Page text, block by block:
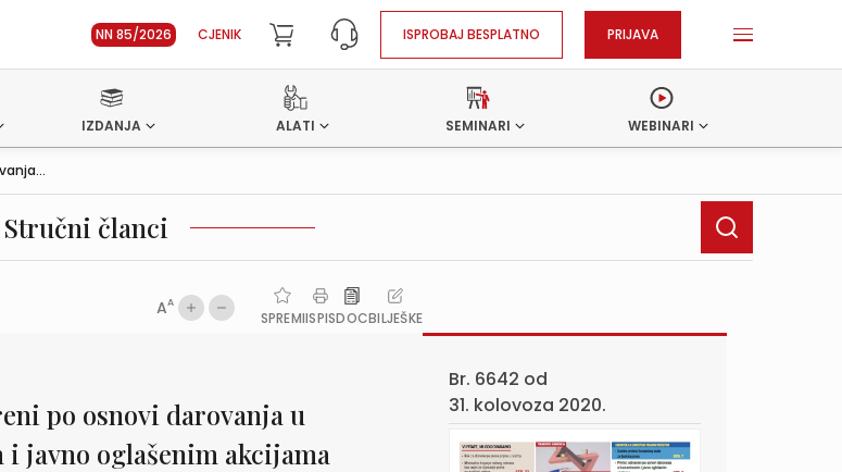
NN 85/2026 CJENIK ISPROBAJ BESPLATNO PRIJAVA
IZDANJA ALATI SEMINARI WEBINARI
Stručni članci
AA
SPREMIISPISDOCBILJEŠKE
po osnovi darovanja u
javno oglašenim akcijama
Br. 6642 od
31. kolovoza 2020.